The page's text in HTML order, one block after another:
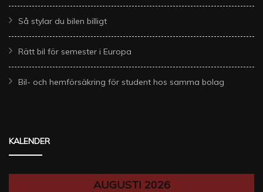
Så stylar du bilen billigt
Rätt bil för semester i Europa
Bil- och hemförsäkring för student hos samma bolag
KALENDER
AUGUSTI 2026